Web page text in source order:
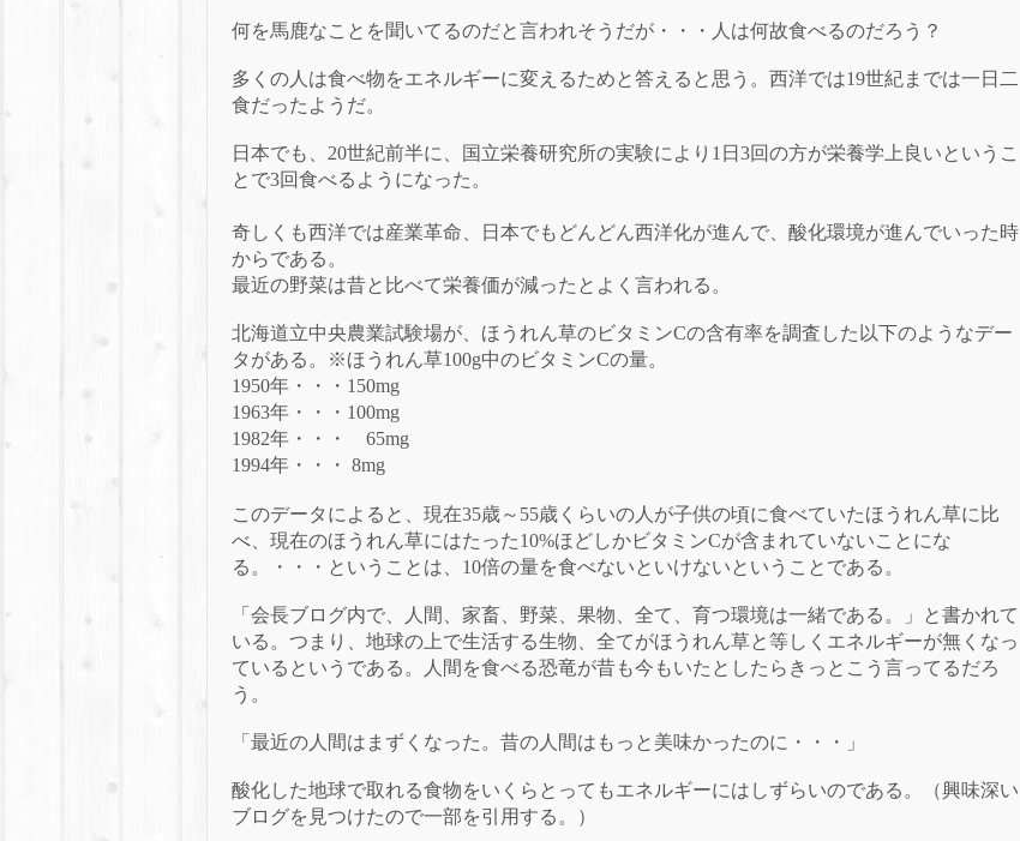
何を馬鹿なことを聞いてるのだと言われそうだが・・・ 人は何故食べるのだろう？
多くの人は食べ物をエネルギーに変えるためと答えると思う。 西洋では19世紀までは一日二
食だったようだ。
日本でも、 20世紀前半に、国立栄養研究所の実験により 1 日 3回の方が栄養学上良いというこ
とで3回食べるようになった。
奇しくも西洋では産業革命、日本でもどんどん西洋化が進んで、酸化環境が進んでいった時
からである。
最近の野菜は昔と比べて栄養価が減ったとよく言われる。
北海道立中央農業試験場が、ほうれん草のビタミンCの含有率を調査した以下のようなデー
タがある。
※ほうれん草100g中のビタミンCの量。
1950年・・・150mg
1963年・・・100mg
1982年・・・ 65mg
1994年・・・ 8mg
このデータによると、現在35歳～55歳くらいの人が子供の頃に食べていたほうれん草に比
べ、現在のほうれん草にはたった10%ほどしかビタミンCが含まれていないことにな
る。
・・・ということは、 10倍の量を食べないといけないということである。
「会長ブログ内で、人間、家畜、野菜、果物、全て、育つ環境は一緒である。」と書かれて
いる。 つ まり、地球の上で生活する生物、全てがほうれん草と等しくエネルギーが無くなっ
ているというである。
人間を食べる恐竜が昔も今もいたとしたらきっとこう言ってるだろ
う。
「最近の人間はまずくなった。昔の人間はもっと美味かったのに・・・」
酸化した地球で取れる食物をいくらとってもエネルギーにはしずらいのである。
（興味深い
ブログを見つけたので一部を引用する。）